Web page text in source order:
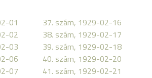
01
02
03
06
07
37. szám, 1929-02-16
38. szám, 1929-02-17
39. szám, 1929-02-18
40. szám, 1929-02-20
41. szám, 1929-02-21